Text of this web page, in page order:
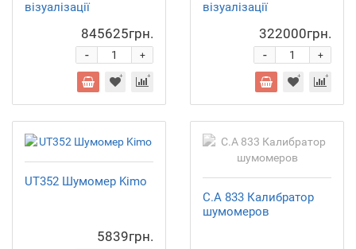
візуалізації
845625грн.
+
-
візуалізації
322000грн.
+
-
UT352 Шумомер Kimo
5839грн.
C.A 833 Калибратор
шумомеров